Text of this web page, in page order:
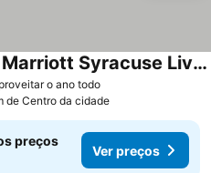
o ano todo
TownePlace Suites by Marriott Syracuse Liverpool
de Centro da cidade
preços
Ver preços